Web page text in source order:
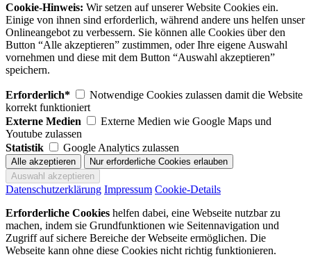
Cookie-Hinweis: Wir setzen auf unserer Website Cookies ein.
Einige von ihnen sind erforderlich, während andere uns helfen unser
Onlineangebot zu verbessern. Sie können alle Cookies über den
Button “Alle akzeptieren” zustimmen, oder Ihre eigene Auswahl
vornehmen und diese mit dem Button “Auswahl akzeptieren”
speichern.
Erforderlich*
Notwendige Cookies zulassen damit die Website
korrekt funktioniert
Externe Medien
Externe Medien wie Google Maps und
Youtube zulassen
Statistik
Google Analytics zulassen
Datenschutzerklärung Impressum Cookie-Details
Erforderliche Cookies helfen dabei, eine Webseite nutzbar zu
machen, indem sie Grundfunktionen wie Seitennavigation und
Zugriff auf sichere Bereiche der Webseite ermöglichen. Die
Webseite kann ohne diese Cookies nicht richtig funktionieren.